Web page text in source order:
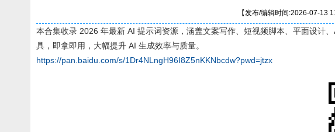
【发布/编辑时间:2026-07-13
本合集收录 2026 年最新 AI 提示词资源，涵盖文案写作、短视频脚本、平面设计
具，即拿即用，大幅提升 AI 生成效率与质量。
https://pan.baidu.com/s/1Dr4NLngH96I8Z5nKKNbcdw?pwd=jtzx